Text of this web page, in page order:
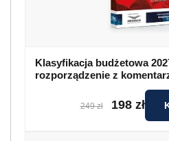
Klasyfikacja budżetowa
rozporządzenie z
249 zł 198 zł